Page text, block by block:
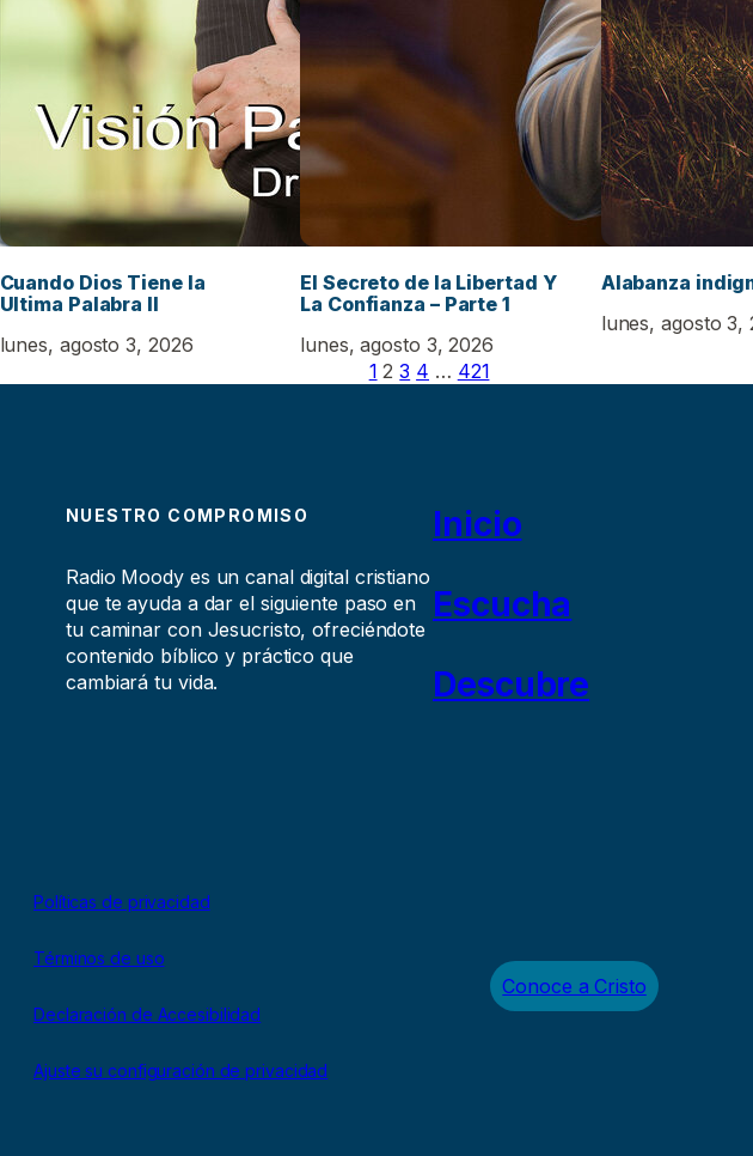
Cuando Dios Tiene la
Ultima Palabra II
lunes, agosto 3, 2026
El Secreto de la Libertad Y
La Confianza – Parte 1
lunes, agosto 3, 2026
Alabanza
lunes, agosto 3,
1 2 3 4 … 421
NUESTRO COMPROMISO
Radio Moody es un canal digital cristiano
que te ayuda a dar el siguiente paso en
tu caminar con Jesucristo, ofreciéndote
contenido bíblico y práctico que
cambiará tu vida.
Inicio
Escucha
Descubre
Políticas de privacidad
Términos de uso
Declaración de Accesibilidad
Ajuste su configuración de privacidad
Conoce a Cristo